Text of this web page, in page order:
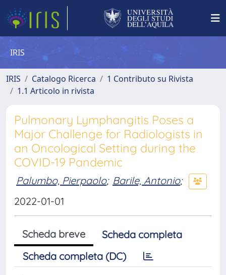
IRIS
IRIS Catalogo Ricerca
1 Contributo su Rivista
1.1 Articolo in rivista
Pulmonary Lymphangitis Poses a
Major Challenge for Radiologists in
an Oncological Setting during the
COVID-19 Pandemic
Palumbo, Pierpaolo; Barile, Antonio;
2022-01-01
Scheda breve
Scheda completa
Scheda completa (DC)